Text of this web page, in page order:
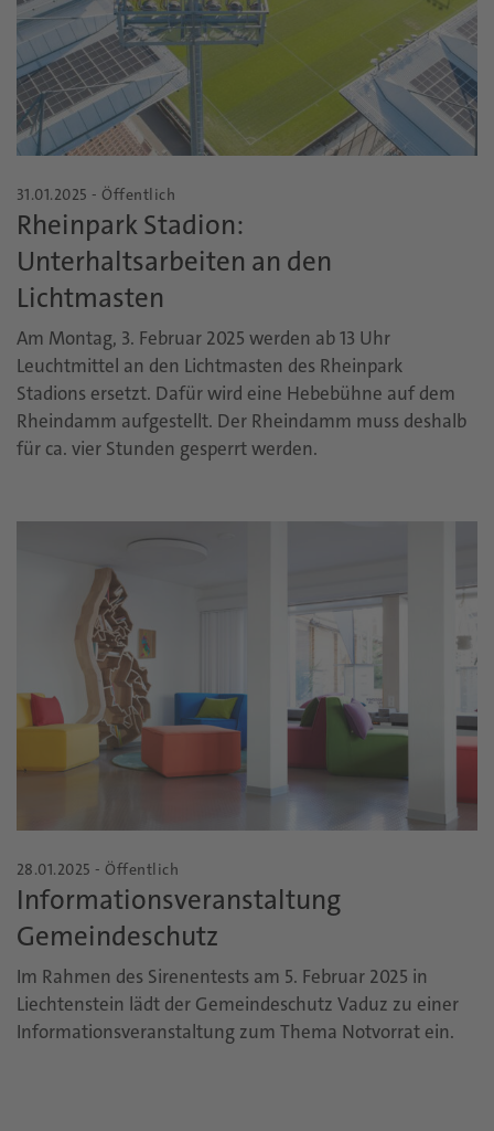
31.01.2025 - Öffentlich
Rheinpark Stadion:
Unterhaltsarbeiten an den
Lichtmasten
Am Montag, 3. Februar 2025 werden ab 13 Uhr
Leuchtmittel an den Lichtmasten des Rheinpark
Stadions ersetzt. Dafür wird eine Hebebühne auf dem
Rheindamm aufgestellt. Der Rheindamm muss deshalb
für ca. vier Stunden gesperrt werden.
28.01.2025 - Öffentlich
Informationsveranstaltung
Gemeindeschutz
Im Rahmen des Sirenentests am 5. Februar 2025 in
Liechtenstein lädt der Gemeindeschutz Vaduz zu einer
Informationsveranstaltung zum Thema Notvorrat ein.